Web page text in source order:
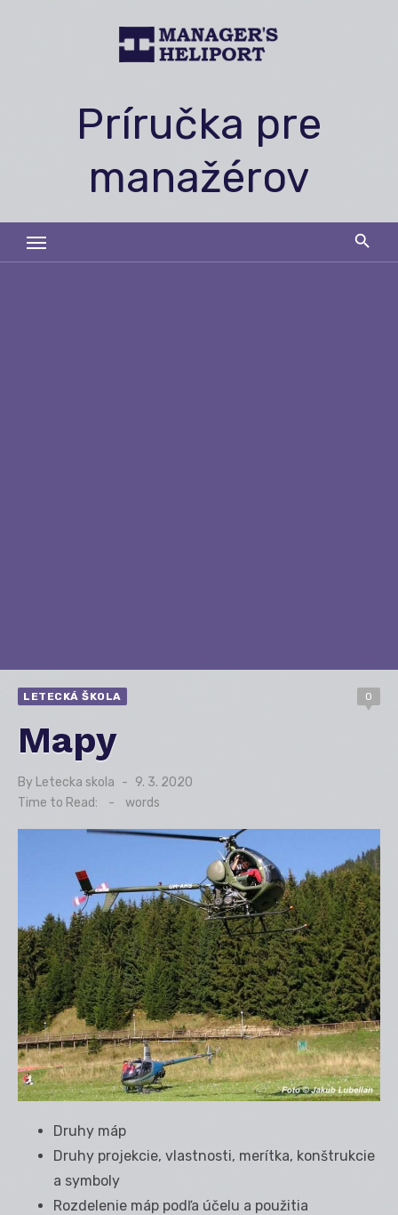
Príručka pre
manažérov
LETECKÁ ŠKOLA 0
Mapy
By Letecka skola
Posted
on
9. 3. 2020
Time to Read:
- words
Druhy máp
Druhy projekcie, vlastnosti, merítka, konštrukcie
a symboly
Rozdelenie máp podľa účelu a použitia